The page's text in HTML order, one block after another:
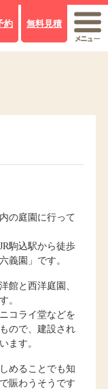
約 無料見積
の庭園に行って
駒込駅から徒歩
義園」です。
館と西洋庭園、
。
コライ堂などを
ので、建設され
ます。
めることでも知
賑わうそうです